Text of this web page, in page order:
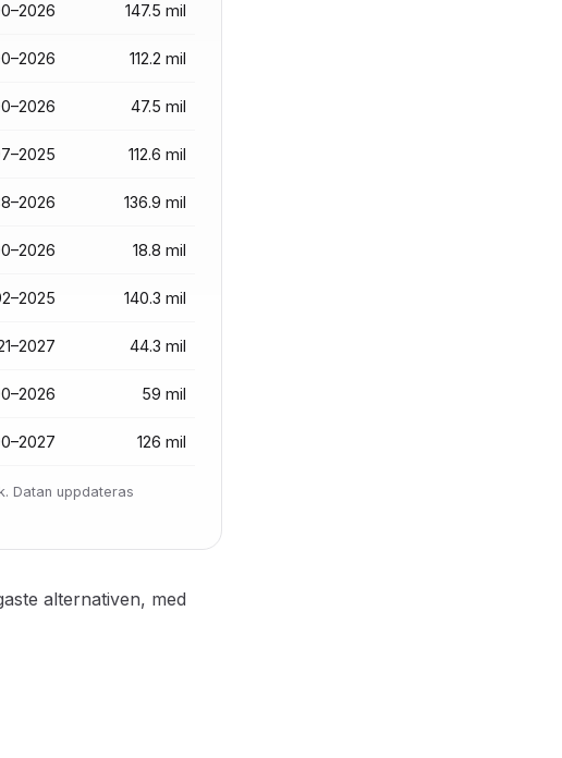
147.5 mil
112.2 mil
47.5 mil
112.6 mil
136.9 mil
18.8 mil
140.3 mil
44.3 mil
59 mil
126 mil
Datan uppdateras
alternativen, med